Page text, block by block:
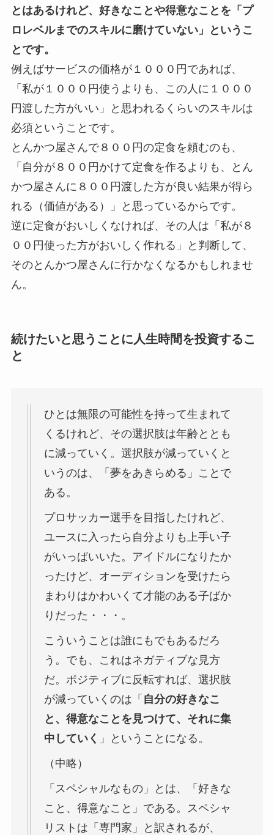
とはあるけれど、好きなことや得意なことを「プ
ロレベルまでのスキルに磨けていない」というこ
とです。
例えばサービスの価格が１０００円であれば、
「私が１０００円使うよりも、この人に１０００
円渡した方がいい」と思われるくらいのスキルは
必須ということです。
とんかつ屋さんで８００円の定食を頼むのも、
「自分が８００円かけて定食を作るよりも、とん
かつ屋さんに８００円渡した方が良い結果が得ら
れる（価値がある）」と思っているからです。
逆に定食がおいしくなければ、その人は「私が８
００円使った方がおいしく作れる」と判断して、
そのとんかつ屋さんに行かなくなるかもしれませ
ん。
続けたいと思うことに人生時間を投資するこ
と
ひとは無限の可能性を持って生まれて
くるけれど、その選択肢は年齢ととも
に減っていく。選択肢が減っていくと
いうのは、「夢をあきらめる」ことで
ある。
プロサッカー選手を目指したけれど、
ユースに入ったら自分よりも上手い子
がいっぱいいた。アイドルになりたか
ったけど、オーディションを受けたら
まわりはかわいくて才能のある子ばか
りだった・・・。
こういうことは誰にもでもあるだろ
う。でも、これはネガティブな見方
だ。ポジティブに反転すれば、選択肢
が減っていくのは「 自分の好きなこ
と、得意なことを見つけて、それに集
中していく 」ということになる。
（中略）
「スペシャルなもの」とは、「好きな
こと、得意なこと」である。スペシャ
リストは「専門家」と訳されるが、